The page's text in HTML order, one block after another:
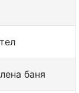
баня